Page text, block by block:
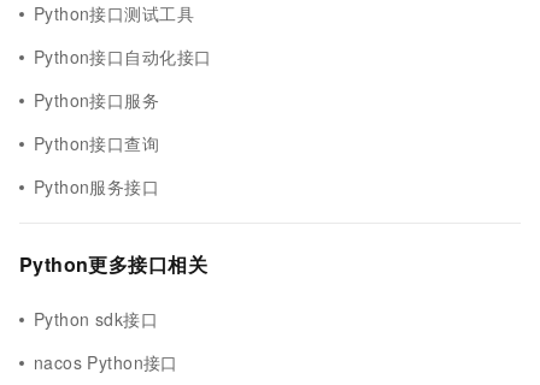
Python接口测试工具
Python接口自动化接口
Python接口服务
Python接口查询
Python服务接口
Python更多接口相关
Python sdk接口
nacos Python接口